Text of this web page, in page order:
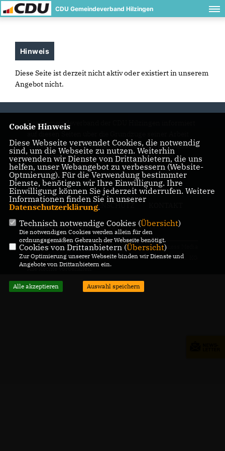
CDU Gemeindeverband Hilzingen
Hinweis
Diese Seite ist derzeit nicht aktiv oder existiert in unserem
Angebot nicht.
Der Gemeindeverband der CDU Hilzingen informiert
und Aktivitäten der Gemeinde Hilzingen im Hegau
mit seinen Ortsteilen Riedheim, Weiterdingen,
Binningen, Duchtlingen und Schlatt am Randen.
IMPRESSUM DATENSCHUTZ
Mitgliederbereich
@2026 CDU Gemeindeverband
Hilzingen
Alle Rechte vorbehalten.
Realisation: Sharkness Media
GmbH & Co. KG
Cookie Hinweis
Diese Webseite verwendet Cookies, die notwendig
sind, um die Webseite zu nutzen. Weiterhin
verwenden wir Dienste von Drittanbietern, die uns
helfen, unser Webangebot zu verbessern (Website-
Optmierung). Für die Verwendung bestimmter
Dienste, benötigen wir Ihre Einwilligung. Ihre
Einwilligung können Sie jederzeit widerrufen. Weitere
Informationen finden Sie in unserer
Datenschutzerklärung.
Technisch notwendige Cookies (Übersicht)
Die notwendigen Cookies werden allein für den
ordnungsgemäßen Gebrauch der Webseite benötigt.
Cookies von Drittanbietern (Übersicht)
Zur Optimierung unserer Webseite binden wir Dienste und
Angebote von Drittanbietern ein.
Alle akzeptieren Auswahl speichern